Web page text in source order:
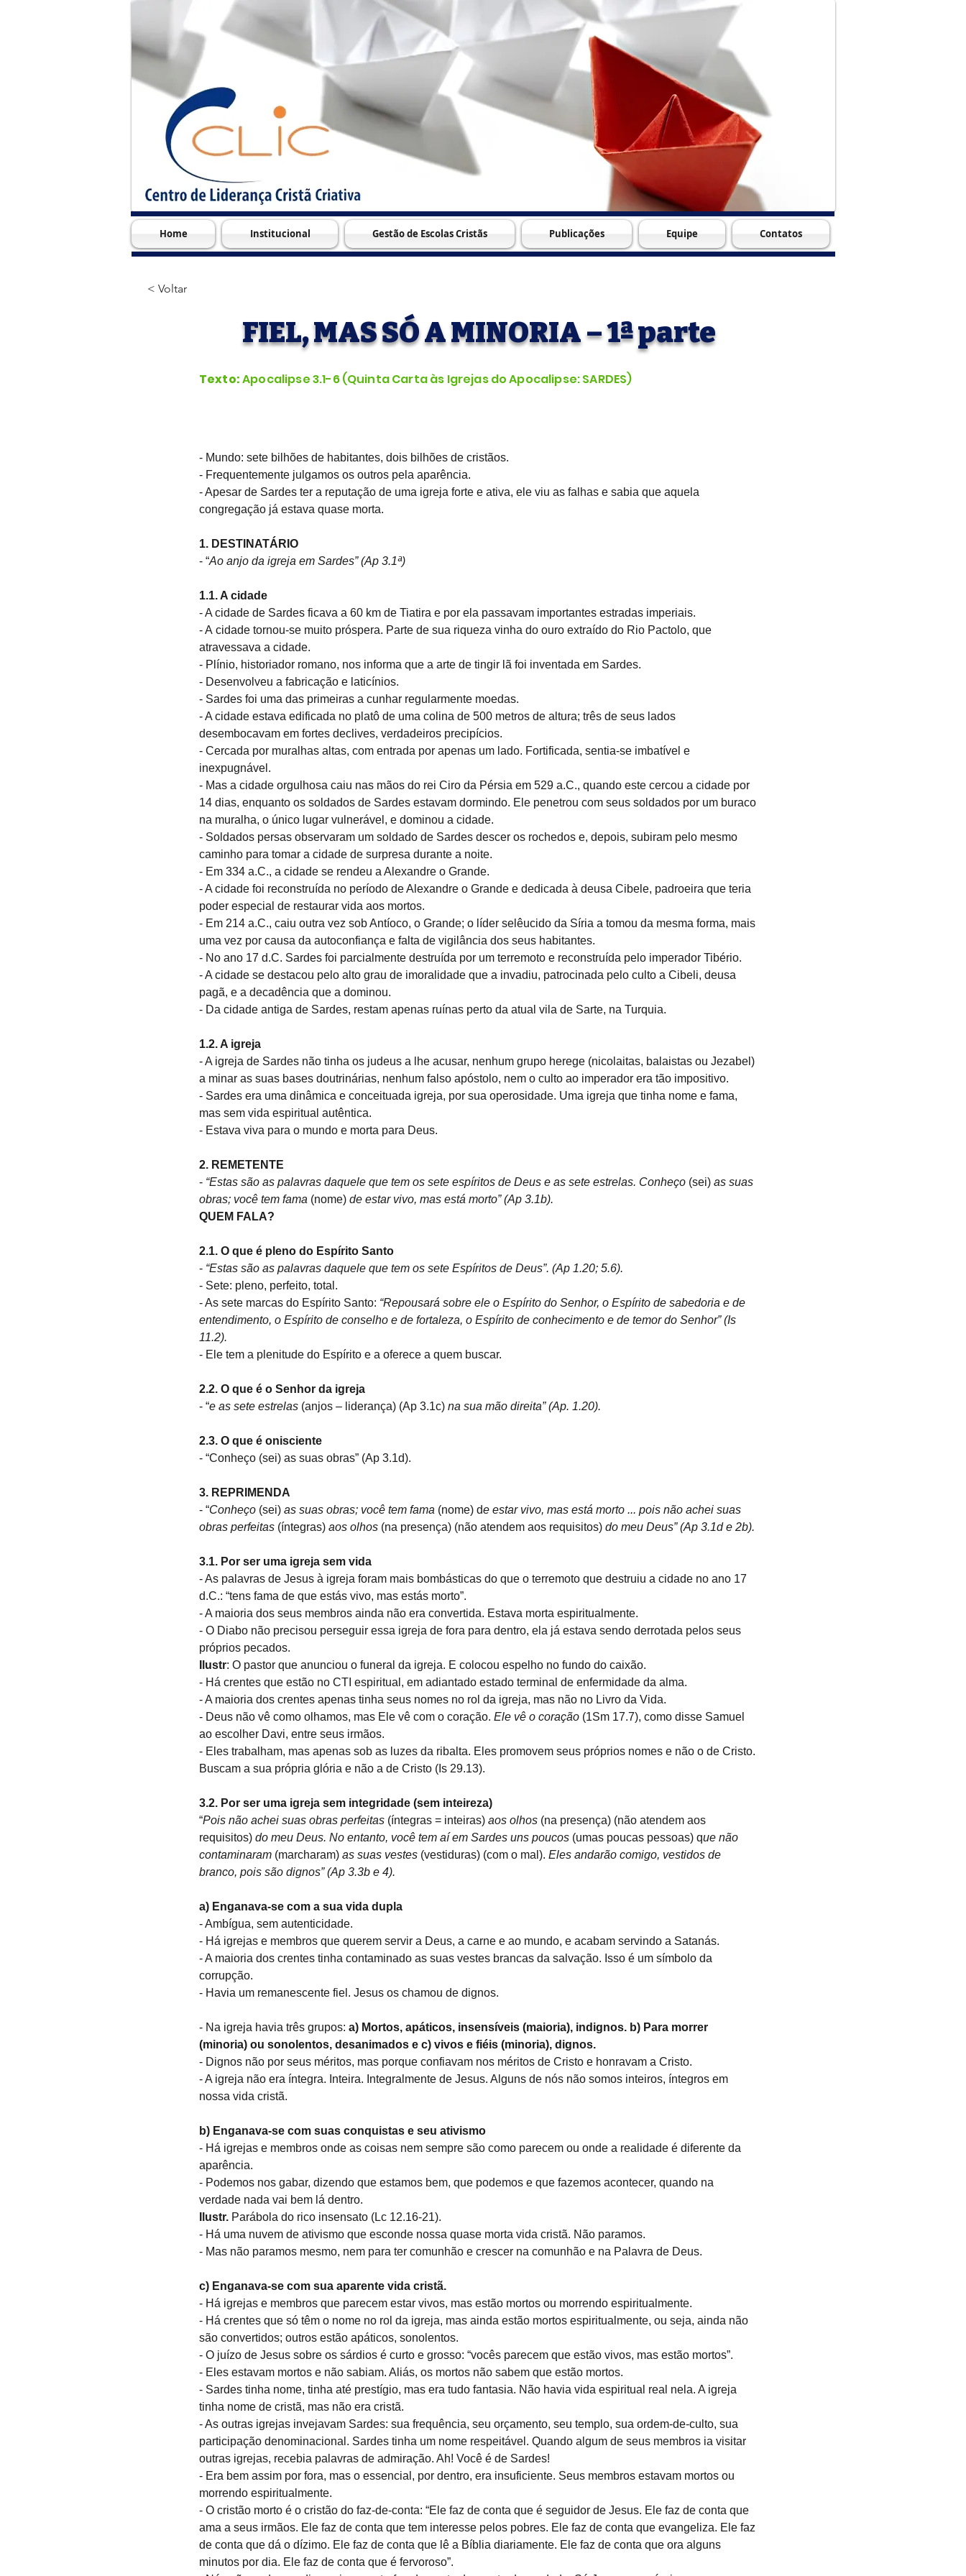
Home Institucional Gestão de Escolas Cristãs Publicações Equipe Contatos
< Voltar
FIEL, MAS SÓ A MINORIA – 1ª parte
Texto:Apocalipse 3.1-6 (Quinta Carta às Igrejas do Apocalipse: SARDES)
- Mundo: sete bilhões de habitantes, dois bilhões de cristãos.
- Frequentemente julgamos os outros pela aparência.
- Apesar de Sardes ter a reputação de uma igreja forte e ativa, ele viu as falhas e sabia que aquela
congregação já estava quase morta.
1. DESTINATÁRIO
- “Ao anjo da igreja em Sardes” (Ap 3.1ª)
1.1. A cidade
- A cidade de Sardes ficava a 60 km de Tiatira e por ela passavam importantes estradas imperiais.
- A cidade tornou-se muito próspera. Parte de sua riqueza vinha do ouro extraído do Rio Pactolo, que
atravessava a cidade.
- Plínio, historiador romano, nos informa que a arte de tingir lã foi inventada em Sardes.
- Desenvolveu a fabricação e laticínios.
- Sardes foi uma das primeiras a cunhar regularmente moedas.
- A cidade estava edificada no platô de uma colina de 500 metros de altura; três de seus lados
desembocavam em fortes declives, verdadeiros precipícios.
- Cercada por muralhas altas, com entrada por apenas um lado. Fortificada, sentia-se imbatível e
inexpugnável.
- Mas a cidade orgulhosa caiu nas mãos do rei Ciro da Pérsia em 529 a.C., quando este cercou a cidade por
14 dias, enquanto os soldados de Sardes estavam dormindo. Ele penetrou com seus soldados por um buraco
na muralha, o único lugar vulnerável, e dominou a cidade.
- Soldados persas observaram um soldado de Sardes descer os rochedos e, depois, subiram pelo mesmo
caminho para tomar a cidade de surpresa durante a noite.
- Em 334 a.C., a cidade se rendeu a Alexandre o Grande.
- A cidade foi reconstruída no período de Alexandre o Grande e dedicada à deusa Cibele, padroeira que teria
poder especial de restaurar vida aos mortos.
- Em 214 a.C., caiu outra vez sob Antíoco, o Grande; o líder selêucido da Síria a tomou da mesma forma, mais
uma vez por causa da autoconfiança e falta de vigilância dos seus habitantes.
- No ano 17 d.C. Sardes foi parcialmente destruída por um terremoto e reconstruída pelo imperador Tibério.
- A cidade se destacou pelo alto grau de imoralidade que a invadiu, patrocinada pelo culto a Cibeli, deusa
pagã, e a decadência que a dominou.
- Da cidade antiga de Sardes, restam apenas ruínas perto da atual vila de Sarte, na Turquia.
1.2. A igreja
- A igreja de Sardes não tinha os judeus a lhe acusar, nenhum grupo herege (nicolaitas, balaistas ou Jezabel)
a minar as suas bases doutrinárias, nenhum falso apóstolo, nem o culto ao imperador era tão impositivo.
- Sardes era uma dinâmica e conceituada igreja, por sua operosidade. Uma igreja que tinha nome e fama,
mas sem vida espiritual autêntica.
- Estava viva para o mundo e morta para Deus.
2. REMETENTE
- “Estas são as palavras daquele que tem os sete espíritos de Deus e as sete estrelas. Conheço (sei) as suas
obras; você tem fama (nome) de estar vivo, mas está morto” (Ap 3.1b).
QUEM FALA?
2.1. O que é pleno do Espírito Santo
- “Estas são as palavras daquele que tem os sete Espíritos de Deus”. (Ap 1.20; 5.6).
- Sete: pleno, perfeito, total.
- As sete marcas do Espírito Santo: “Repousará sobre ele o Espírito do Senhor, o Espírito de sabedoria e de
entendimento, o Espírito de conselho e de fortaleza, o Espírito de conhecimento e de temor do Senhor” (Is
11.2).
- Ele tem a plenitude do Espírito e a oferece a quem buscar.
2.2. O que é o Senhor da igreja
- “e as sete estrelas (anjos – liderança) (Ap 3.1c) na sua mão direita” (Ap. 1.20).
2.3. O que é onisciente
- “Conheço (sei) as suas obras” (Ap 3.1d).
3. REPRIMENDA
- “Conheço (sei) as suas obras; você tem fama (nome) de estar vivo, mas está morto ... pois não achei suas
obras perfeitas (íntegras) aos olhos (na presença) (não atendem aos requisitos) do meu Deus” (Ap 3.1d e 2b).
3.1. Por ser uma igreja sem vida
- As palavras de Jesus à igreja foram mais bombásticas do que o terremoto que destruiu a cidade no ano 17
d.C.: “tens fama de que estás vivo, mas estás morto”.
- A maioria dos seus membros ainda não era convertida. Estava morta espiritualmente.
- O Diabo não precisou perseguir essa igreja de fora para dentro, ela já estava sendo derrotada pelos seus
próprios pecados.
Ilustr: O pastor que anunciou o funeral da igreja. E colocou espelho no fundo do caixão.
- Há crentes que estão no CTI espiritual, em adiantado estado terminal de enfermidade da alma.
- A maioria dos crentes apenas tinha seus nomes no rol da igreja, mas não no Livro da Vida.
- Deus não vê como olhamos, mas Ele vê com o coração. Ele vê o coração (1Sm 17.7), como disse Samuel
ao escolher Davi, entre seus irmãos.
- Eles trabalham, mas apenas sob as luzes da ribalta. Eles promovem seus próprios nomes e não o de Cristo.
Buscam a sua própria glória e não a de Cristo (Is 29.13).
3.2. Por ser uma igreja sem integridade (sem inteireza)
“Pois não achei suas obras perfeitas (íntegras = inteiras) aos olhos (na presença) (não atendem aos
requisitos) do meu Deus. No entanto, você tem aí em Sardes uns poucos (umas poucas pessoas) que não
contaminaram (marcharam) as suas vestes (vestiduras) (com o mal). Eles andarão comigo, vestidos de
branco, pois são dignos” (Ap 3.3b e 4).
a) Enganava-se com a sua vida dupla
- Ambígua, sem autenticidade.
- Há igrejas e membros que querem servir a Deus, a carne e ao mundo, e acabam servindo a Satanás.
- A maioria dos crentes tinha contaminado as suas vestes brancas da salvação. Isso é um símbolo da
corrupção.
- Havia um remanescente fiel. Jesus os chamou de dignos.
- Na igreja havia três grupos: a) Mortos, apáticos, insensíveis (maioria), indignos. b) Para morrer
(minoria) ou sonolentos, desanimados e c) vivos e fiéis (minoria), dignos.
- Dignos não por seus méritos, mas porque confiavam nos méritos de Cristo e honravam a Cristo.
- A igreja não era íntegra. Inteira. Integralmente de Jesus. Alguns de nós não somos inteiros, íntegros em
nossa vida cristã.
b) Enganava-se com suas conquistas e seu ativismo
- Há igrejas e membros onde as coisas nem sempre são como parecem ou onde a realidade é diferente da
aparência.
- Podemos nos gabar, dizendo que estamos bem, que podemos e que fazemos acontecer, quando na
verdade nada vai bem lá dentro.
Ilustr. Parábola do rico insensato (Lc 12.16-21).
- Há uma nuvem de ativismo que esconde nossa quase morta vida cristã. Não paramos.
- Mas não paramos mesmo, nem para ter comunhão e crescer na comunhão e na Palavra de Deus.
c) Enganava-se com sua aparente vida cristã.
- Há igrejas e membros que parecem estar vivos, mas estão mortos ou morrendo espiritualmente.
- Há crentes que só têm o nome no rol da igreja, mas ainda estão mortos espiritualmente, ou seja, ainda não
são convertidos; outros estão apáticos, sonolentos.
- O juízo de Jesus sobre os sárdios é curto e grosso: “vocês parecem que estão vivos, mas estão mortos”.
- Eles estavam mortos e não sabiam. Aliás, os mortos não sabem que estão mortos.
- Sardes tinha nome, tinha até prestígio, mas era tudo fantasia. Não havia vida espiritual real nela. A igreja
tinha nome de cristã, mas não era cristã.
- As outras igrejas invejavam Sardes: sua frequência, seu orçamento, seu templo, sua ordem-de-culto, sua
participação denominacional. Sardes tinha um nome respeitável. Quando algum de seus membros ia visitar
outras igrejas, recebia palavras de admiração. Ah! Você é de Sardes!
- Era bem assim por fora, mas o essencial, por dentro, era insuficiente. Seus membros estavam mortos ou
morrendo espiritualmente.
- O cristão morto é o cristão do faz-de-conta: “Ele faz de conta que é seguidor de Jesus. Ele faz de conta que
ama a seus irmãos. Ele faz de conta que tem interesse pelos pobres. Ele faz de conta que evangeliza. Ele faz
de conta que dá o dízimo. Ele faz de conta que lê a Bíblia diariamente. Ele faz de conta que ora alguns
minutos por dia. Ele faz de conta que é fervoroso”.